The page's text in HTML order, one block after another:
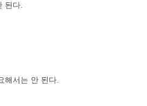
된다.
해서는 안 된다.